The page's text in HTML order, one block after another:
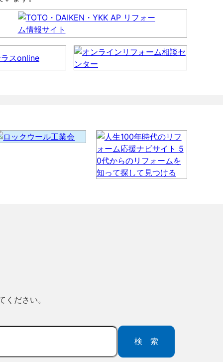
ださい。
検索